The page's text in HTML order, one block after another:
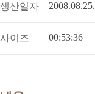
생산일자 2008.08.25.
사이즈 00:53:36